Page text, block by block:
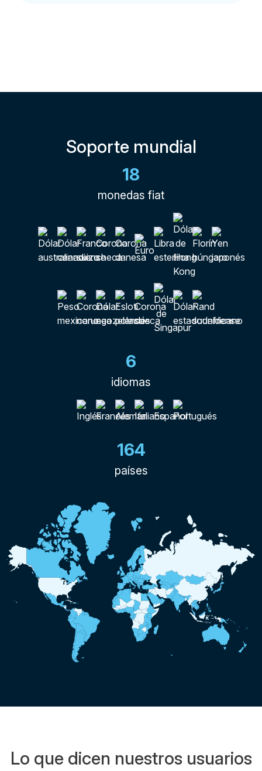
Soporte mundial
18
monedas fiat
6
idiomas
164
países
Lo que dicen nuestros usuarios